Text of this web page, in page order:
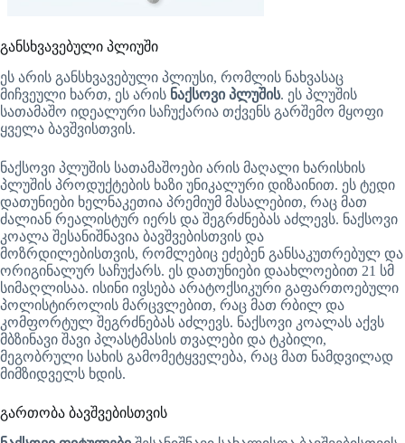
განსხვავებული პლიუში
ეს არის განსხვავებული პლიუსი, რომლის ნახვასაც
მიჩვეული ხართ, ეს არის ნაქსოვი პლუშის. ეს პლუშის
სათამაშო იდეალური საჩუქარია თქვენს გარშემო მყოფი
ყველა ბავშვისთვის.
ნაქსოვი პლუშის სათამაშოები არის მაღალი ხარისხის
პლუშის პროდუქტების ხაზი უნიკალური დიზაინით. ეს ტედი
დათუნიები ხელნაკეთია პრემიუმ მასალებით, რაც მათ
ძალიან რეალისტურ იერს და შეგრძნებას აძლევს. ნაქსოვი
კოალა შესანიშნავია ბავშვებისთვის და
მოზრდილებისთვის, რომლებიც ეძებენ განსაკუთრებულ და
ორიგინალურ საჩუქარს. ეს დათუნიები დაახლოებით 21 სმ
სიმაღლისაა. ისინი ივსება არატოქსიკური გაფართოებული
პოლისტიროლის მარცვლებით, რაც მათ რბილ და
კომფორტულ შეგრძნებას აძლევს. ნაქსოვი კოალას აქვს
მბზინავი შავი პლასტმასის თვალები და ტკბილი,
მეგობრული სახის გამომეტყველება, რაც მათ ნამდვილად
მიმზიდველს ხდის.
გართობა ბავშვებისთვის